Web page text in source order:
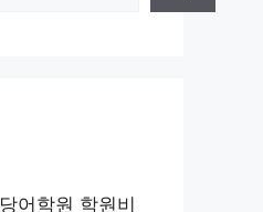
어학원 학원비